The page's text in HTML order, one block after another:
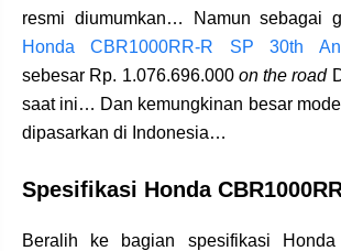
resmi diumumkan… Namun sebagai
Honda CBR1000RR-R SP 30th
sebesar Rp. 1.076.696.000 on the road
saat ini… Dan kemungkinan besar
dipasarkan di Indonesia…
Spesifikasi Honda
Beralih ke bagian spesifikasi Honda